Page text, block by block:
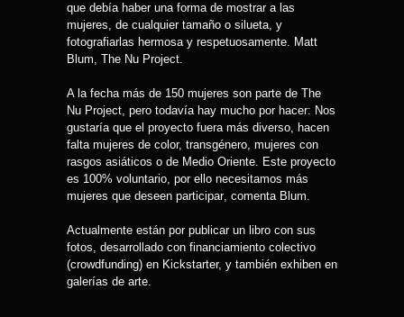
que debía haber una forma de mostrar a las
mujeres, de cualquier tamaño o silueta, y
fotografiarlas hermosa y respetuosamente. Matt
Blum, The Nu Project.
A la fecha más de 150 mujeres son parte de The
Nu Project, pero todavía hay mucho por hacer: Nos
gustaría que el proyecto fuera más diverso, hacen
falta mujeres de color, transgénero, mujeres con
rasgos asiáticos o de Medio Oriente. Este proyecto
es 100% voluntario, por ello necesitamos más
mujeres que deseen participar, comenta Blum.
Actualmente están por publicar un libro con sus
fotos, desarrollado con financiamiento colectivo
(crowdfunding) en Kickstarter, y también exhiben en
galerías de arte.